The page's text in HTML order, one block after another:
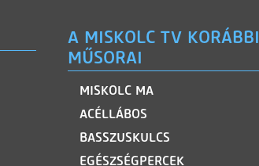
A MISKOLC TV KORÁBBI
MŰSORAI
MISKOLC MA
ACÉLLÁBOS
BASSZUSKULCS
EGÉSZSÉGPERCEK